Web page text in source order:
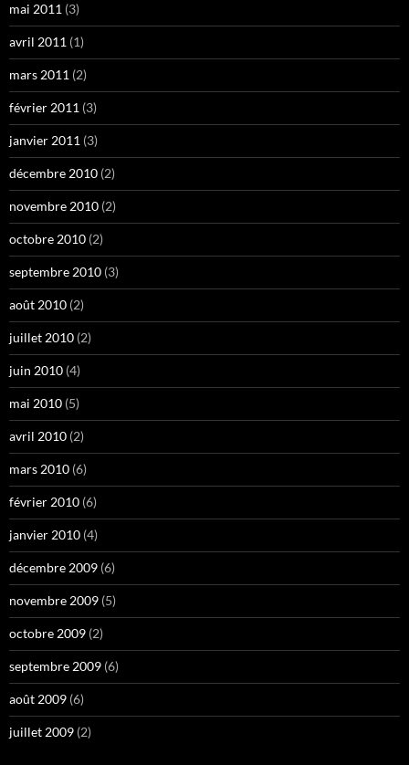
mai 2011 (3)
avril 2011 (1)
mars 2011 (2)
février 2011 (3)
janvier 2011 (3)
décembre 2010 (2)
novembre 2010 (2)
octobre 2010 (2)
septembre 2010 (3)
août 2010 (2)
juillet 2010 (2)
juin 2010 (4)
mai 2010 (5)
avril 2010 (2)
mars 2010 (6)
février 2010 (6)
janvier 2010 (4)
décembre 2009 (6)
novembre 2009 (5)
octobre 2009 (2)
septembre 2009 (6)
août 2009 (6)
juillet 2009 (2)